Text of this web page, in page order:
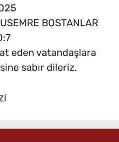
BOSTANLAR
eden vatandaşlara
sabır dileriz.